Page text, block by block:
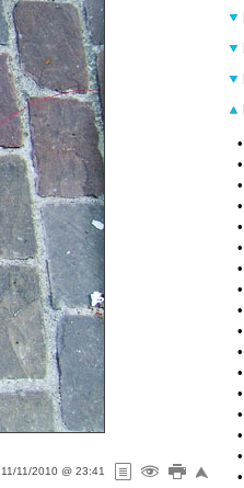
11/11/2010 @ 23:41
•
•
•
•
•
•
•
•
•
•
•
•
•
•
•
•
•